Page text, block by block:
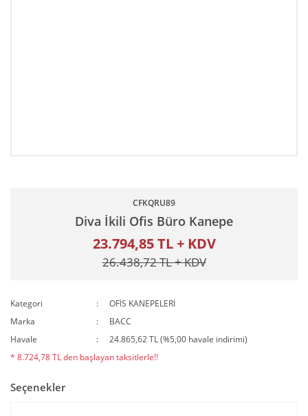
CFKQRU89
Diva İkili Ofis Büro Kanepe
23.794,85 TL + KDV
26.438,72 TL + KDV
Kategori
OFİS KANEPELERİ
Marka
BACC
Havale
24.865,62 TL (%5,00 havale indirimi)
* 8.724,78 TL den başlayan taksitlerle!!
Seçenekler